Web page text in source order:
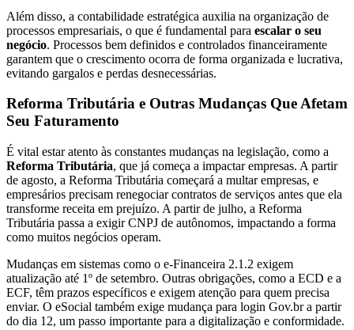
Além disso, a contabilidade estratégica auxilia na organização de
processos empresariais, o que é fundamental para escalar o seu
negócio. Processos bem definidos e controlados financeiramente
garantem que o crescimento ocorra de forma organizada e lucrativa,
evitando gargalos e perdas desnecessárias.
Reforma Tributária e Outras Mudanças Que Afetam
Seu Faturamento
É vital estar atento às constantes mudanças na legislação, como a
Reforma Tributária, que já começa a impactar empresas. A partir
de agosto, a Reforma Tributária começará a multar empresas, e
empresários precisam renegociar contratos de serviços antes que ela
transforme receita em prejuízo. A partir de julho, a Reforma
Tributária passa a exigir CNPJ de autônomos, impactando a forma
como muitos negócios operam.
Mudanças em sistemas como o e-Financeira 2.1.2 exigem
atualização até 1º de setembro. Outras obrigações, como a ECD e a
ECF, têm prazos específicos e exigem atenção para quem precisa
enviar. O eSocial também exige mudança para login Gov.br a partir
do dia 12, um passo importante para a digitalização e conformidade.